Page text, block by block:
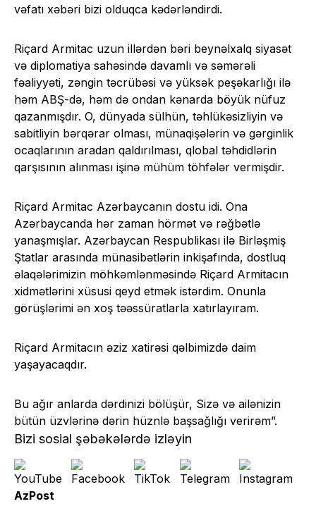
vəfatı xəbəri bizi olduqca kədərləndirdi.
Riçard Armitac uzun illərdən bəri beynəlxalq siyasət
və diplomatiya sahəsində davamlı və səmərəli
fəaliyyəti, zəngin təcrübəsi və yüksək peşəkarlığı ilə
həm ABŞ-də, həm də ondan kənarda böyük nüfuz
qazanmışdır. O, dünyada sülhün, təhlükəsizliyin və
sabitliyin bərqərar olması, münaqişələrin və gərginlik
ocaqlarının aradan qaldırılması, qlobal təhdidlərin
qarşısının alınması işinə mühüm töhfələr vermişdir.
Riçard Armitac Azərbaycanın dostu idi. Ona
Azərbaycanda hər zaman hörmət və rəğbətlə
yanaşmışlar. Azərbaycan Respublikası ilə Birləşmiş
Ştatlar arasında münasibətlərin inkişafında, dostluq
əlaqələrimizin möhkəmlənməsində Riçard Armitacın
xidmətlərini xüsusi qeyd etmək istərdim. Onunla
görüşlərimi ən xoş təəssüratlarla xatırlayıram.
Riçard Armitacın əziz xatirəsi qəlbimizdə daim
yaşayacaqdır.
Bu ağır anlarda dərdinizi bölüşür, Sizə və ailənizin
bütün üzvlərinə dərin hüznlə başsağlığı verirəm”.
Bizi sosial şəbəkələrdə izləyin
AzPost